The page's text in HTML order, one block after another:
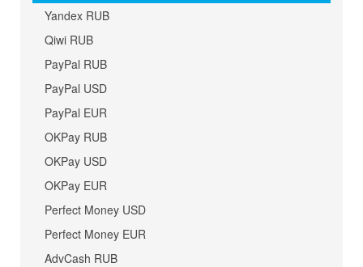
Yandex RUB
Qiwi RUB
PayPal RUB
PayPal USD
PayPal EUR
OKPay RUB
OKPay USD
OKPay EUR
Perfect Money USD
Perfect Money EUR
AdvCash RUB